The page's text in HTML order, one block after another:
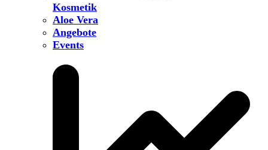
Kosmetik
Aloe Vera
Angebote
Events